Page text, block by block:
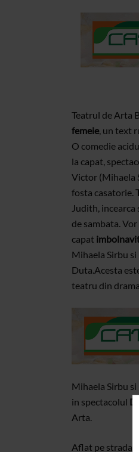
Teatrul de Arta
femeie , un text
O comedie
la capat,
Victor (Mihaela
fosta casatorie.
Judith,
de sambata.
capat
Mihaela Sirbu si
Duta. Acesta
teatru din
Mihaela Sirbu si
in spectacolul
Arta.
Aflat pe strada